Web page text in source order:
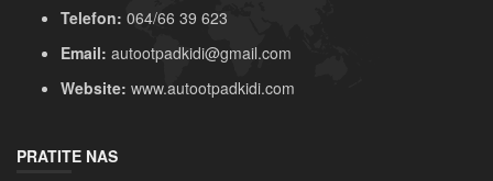
Telefon: 064/66 39 623
Email: autootpadkidi@gmail.com
Website: www.autootpadkidi.com
PRATITE NAS